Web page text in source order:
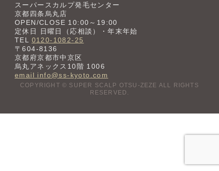
スーパースカルプ発毛センター
京都四条烏丸店
OPEN/CLOSE 10:00～19:00
定休日 日曜日（応相談）・年末年始
TEL 0120-1082-25
〒604-8136
京都府京都市中京区
烏丸アネックス10階 1006
email info@ss-kyoto.com
COPYRIGHT © SUPER SCALP OTSU-ZEZE ALL RIGHTS
RESERVED.